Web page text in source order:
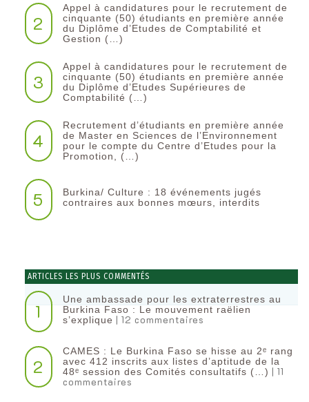
2
Appel à candidatures pour le recrutement de
cinquante (50) étudiants en première année
du Diplôme d’Etudes de Comptabilité et
Gestion (…)
3
Appel à candidatures pour le recrutement de
cinquante (50) étudiants en première année
du Diplôme d’Etudes Supérieures de
Comptabilité (…)
4
Recrutement d’étudiants en première année
de Master en Sciences de l’Environnement
pour le compte du Centre d’Etudes pour la
Promotion, (…)
5
Burkina/ Culture : 18 événements jugés
contraires aux bonnes mœurs, interdits
ARTICLES LES PLUS COMMENTÉS
1
Une ambassade pour les extraterrestres au
Burkina Faso : Le mouvement raëlien
s’explique | 12 commentaires
2
CAMES : Le Burkina Faso se hisse au 2ᵉ rang
avec 412 inscrits aux listes d’aptitude de la
48ᵉ session des Comités consultatifs (…) | 11
commentaires